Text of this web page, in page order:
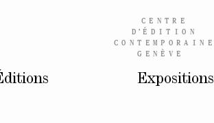
CENTRE
D’ÉDITION
CONTEMPORAINE
GENÈVE
Expositions